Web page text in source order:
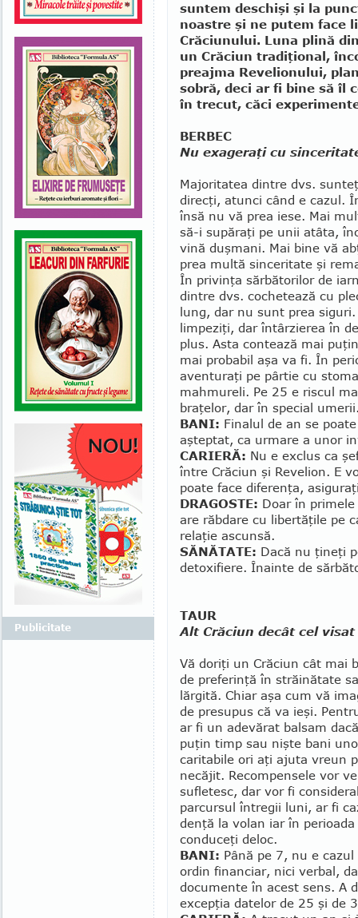
suntem deschişi şi la
noastre şi ne putem face
Crăciunului. Luna plină
un Crăciun tradiţional,
preajma Revelionului,
sobră, deci ar fi bine să îl
în trecut, căci
BERBEC
Nu exageraţi cu
Majoritatea dintre dvs.
direcţi, atunci când e cazul.
însă nu vă prea iese. Mai
să-i su­păraţi pe unii atâta,
vină duşmani. Mai bine vă
prea multă sinceritate şi
În privinţa săr­bă­to­rilor de
dintre dvs. co­chetează cu
lung, dar nu sunt prea
limpeziţi, dar întârzierea în
plus. Asta contează mai
mai pro­ba­bil aşa va fi. În
aven­turaţi pe pârtie cu
mahmureli. Pe 25 e ris­cul
braţelor, dar în special
BANI: Finalul de an se
aşteptat, ca urmare a unor
CARIERĂ: Nu e exclus ca
între Crăciun şi Re­ve­lion. E
poate face diferenţa,
DRAGOSTE: Doar în
are răbdare cu liber­tăţile pe
relaţie ascunsă.
SĂNĂTATE: Dacă nu ţineţi
detoxifiere. Înainte de
TAUR
Alt Crăciun decât cel visat
Vă doriţi un Crăciun cât mai
de preferinţă în străinătate
lărgită. Chiar aşa cum vă
de pre­supus că va ieşi.
ar fi un adevărat balsam
puţin timp sau nişte bani
caritabile ori aţi ajuta vreun
necăjit. Recom­pen­sele vor
sufletesc, dar vor fi
parcursul în­tregii luni, ar fi
denţă la volan iar în
con­­duceţi deloc.
BANI: Până pe 7, nu e
ordin financiar, nici verbal,
documente în acest sens. A
excepţia da­te­lor de 25 şi de
Publicitate